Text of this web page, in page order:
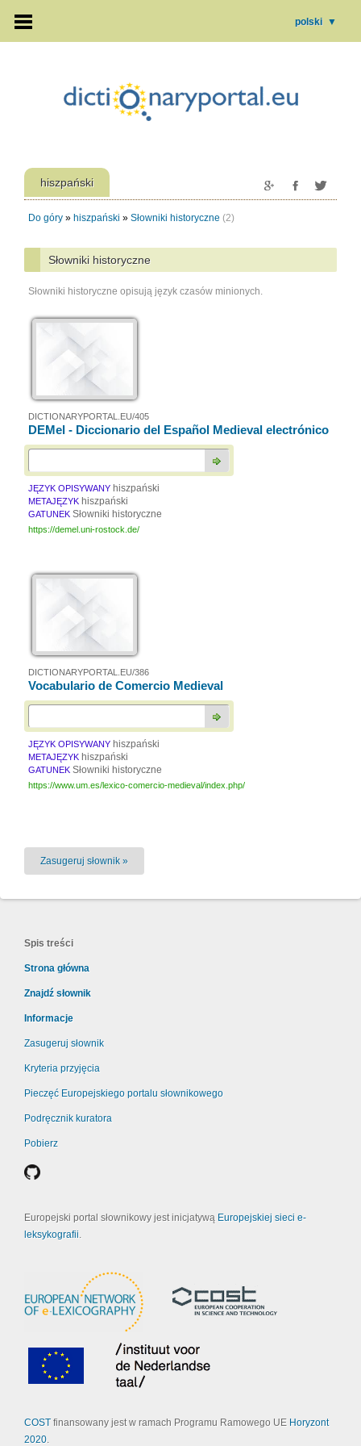
polski ▼
hiszpański
Do góry » hiszpański » Słowniki historyczne (2)
Słowniki historyczne
Słowniki historyczne opisują język czasów minionych.
DICTIONARYPORTAL.EU/405
DEMel - Diccionario del Español Medieval electrónico
JĘZYK OPISYWANY hiszpański
METAJĘZYK hiszpański
GATUNEK Słowniki historyczne
https://demel.uni-rostock.de/
DICTIONARYPORTAL.EU/386
Vocabulario de Comercio Medieval
JĘZYK OPISYWANY hiszpański
METAJĘZYK hiszpański
GATUNEK Słowniki historyczne
https://www.um.es/lexico-comercio-medieval/index.php/
Zasugeruj słownik »
Spis treści
Strona główna
Znajdź słownik
Informacje
Zasugeruj słownik
Kryteria przyjęcia
Pieczęć Europejskiego portalu słownikowego
Podręcznik kuratora
Pobierz
Europejski portal słownikowy jest inicjatywą Europejskiej sieci e-
leksykografii.
COSTfinansowany jest w ramach Programu Ramowego UE Horyzont
2020.